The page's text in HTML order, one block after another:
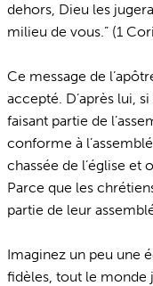
dehors, Dieu les
milieu de vous.” (1
Ce message de
accepté. D’après lui,
faisant partie de
conforme à
chassée de l’église et
Parce que les
partie de leur
Imaginez un peu une
fidèles, tout le monde